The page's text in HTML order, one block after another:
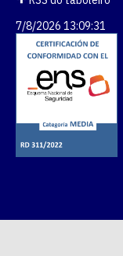
7/8/2026 13:09:32